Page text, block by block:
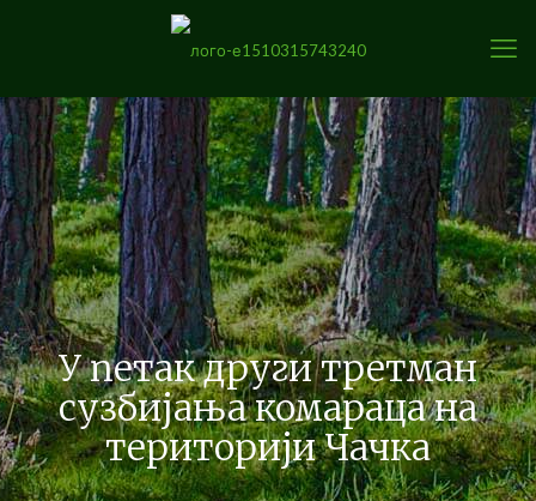
У петак други третман
сузбијања комараца на
територији Чачка